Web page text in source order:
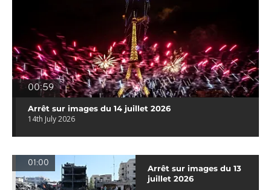
00:59
Arrêt sur images du 14 juillet 2026
14th July 2026
01:00
Arrêt sur images du 13
juillet 2026